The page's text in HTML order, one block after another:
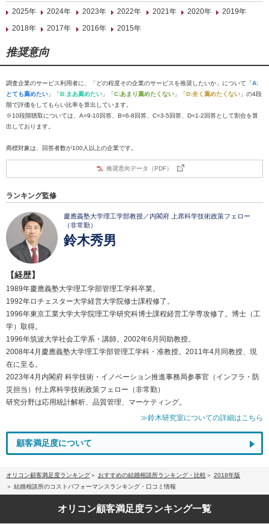
2025年
2024年 2023年 2022年 2021年 2020年
2019年
2018年
2017年 2016年 2015年
推奨意向
調査企業のサービス利用者に、「どの程度その企業のサービスを推奨したいか」について「A:
とても薦めたい 」「B:まあ薦めたい 」「C:あまり薦めたくない 」「D:全く薦めたくない 」の4段
階で評価をしてもらい比率を算出しています。
※10段階聴取については、A=9-10回答、B=6-8回答、C=3-5回答、D=1-2回答として割合を算
出しております。
商標対象は、回答者数が100人以上の企業です。
推奨意向データ（PDF）
ランキング監修
慶應義塾大学理工学部教授／内閣府 上席科学技術政策フェロー
（非常勤）
鈴木秀男
【経歴】
1989年慶應義塾大学理工学部管理工学科卒業。
1992年ロチェスター大学経営大学院修士課程修了。
1996年東京工業大学大学院理工学研究科博士課程経営工学専攻修了。博士（工
学）取得。
1996年筑波大学社会工学系・講師。2002年6月同助教授。
2008年4月慶應義塾大学理工学部管理工学科・准教授。2011年4月同教授、現
在に至る。
2023年4月内閣府 科学技術・イノベーション推進事務局参事官（インフラ・防
災担当）付上席科学技術政策フェロー（非常勤）
研究分野は応用統計解析、品質管理、マーケティング。
≫鈴木研究室についての詳細はこちら
顧客満足度について
オリコン顧客満足度ランキング おすすめの結婚相談所ランキング・比較
2018年版
結婚相談所のコストパフォーマンスランキング・口コミ情報
オリコン顧客満足度ランキング一覧